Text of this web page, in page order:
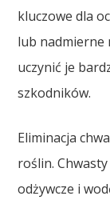
kluczowe dla
lub nadmierne
uczynić je
szkodników.
Eliminacja
roślin.
odżywcze i